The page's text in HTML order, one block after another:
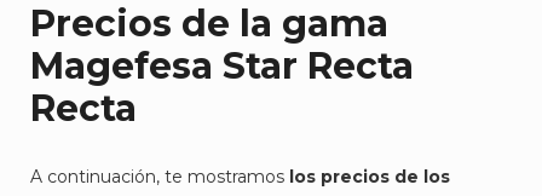
Precios de la gama
Magefesa Star Recta
Recta
A continuación, te mostramos los precios de los